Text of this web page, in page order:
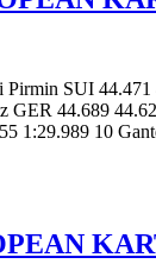
SUI
44.689
1:29.989 10